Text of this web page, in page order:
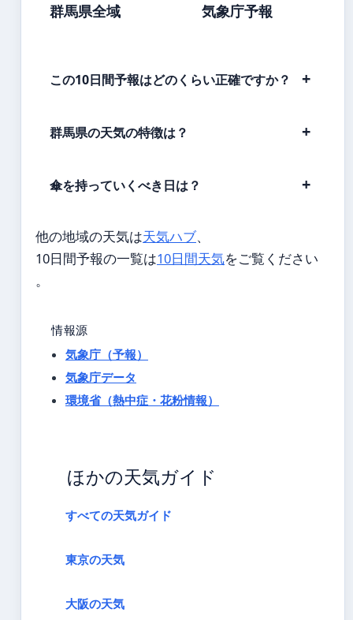
群馬県全域 気象庁予報
この10日間予報はどのくらい正確ですか？
群馬県の天気の特徴は？
傘を持っていくべき日は？
他の地域の天気は天気ハブ、
10日間予報の一覧は10日間天気をご覧ください
。
情報源
気象庁（予報）
気象庁データ
環境省（熱中症・花粉情報）
ほかの天気ガイド
すべての天気ガイド
東京の天気
大阪の天気